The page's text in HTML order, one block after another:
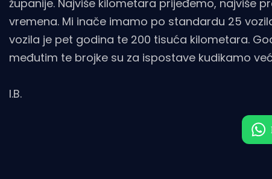
županije. Najviše kilometara prijeđemo, najviše
vremena. Mi inače imamo po standardu 25
vozila je pet godina te 200 tisuća kilometara.
međutim te brojke su za ispostave kudikamo
I.B.